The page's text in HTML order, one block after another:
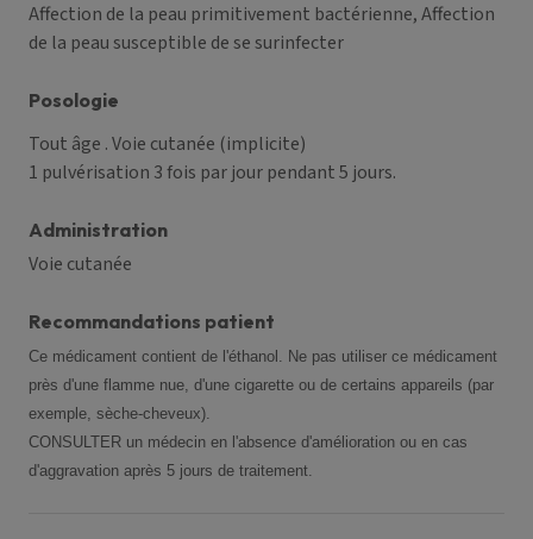
Affection de la peau primitivement bactérienne, Affection
de la peau susceptible de se surinfecter
Posologie
Tout âge . Voie cutanée (implicite)
1 pulvérisation 3 fois par jour pendant 5 jours.
Administration
Voie cutanée
Recommandations patient
Ce médicament contient de l'éthanol. Ne pas utiliser ce médicament
près d'une flamme nue, d'une cigarette ou de certains appareils (par
exemple, sèche-cheveux).
CONSULTER un médecin en l'absence d'amélioration ou en cas
d'aggravation après 5 jours de traitement.